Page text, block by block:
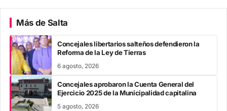
Más de Salta
Concejales libertarios salteños defendieron la
Reforma de la Ley de Tierras
6 agosto, 2026
Concejales aprobaron la Cuenta General del
Ejercicio 2025 de la Municipalidad capitalina
5 agosto, 2026